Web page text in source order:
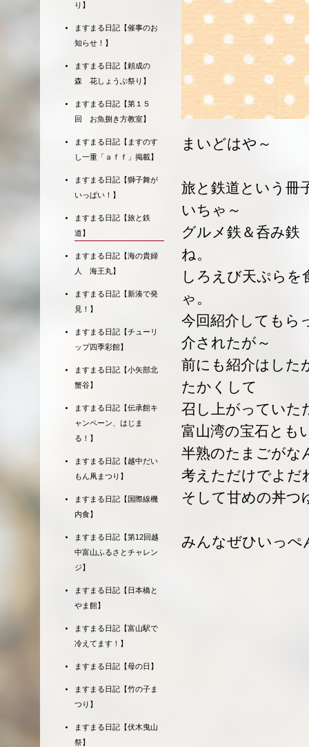
まいどはや～
旅と鉄道という冊
いちゃ～
グルメ鉄＆呑み
ね。
しろえび天ぷら
ゃ。
今回紹介してもら
介されたが～
前にも紹介はした
たかくして
召し上がっていた
富山湾の宝石とも
半熟のたまごがな
考えただけでよだ
そして甘めの丼つ
みんなぜひいっぺ
り】
ますまる日記【催事のお
知らせ！】
ますまる日記【頼成の
森 花しょうぶ祭り】
ますまる日記【第１５
回 お魚捌き方教室】
ますまる日記【ますのす
し一重「ａｆｆ」掲載】
ますまる日記【獅子舞が
いっぱい！】
ますまる日記【旅と鉄
道】
ますまる日記【海の貴婦
人 海王丸】
ますまる日記【新湊で発
見！】
ますまる日記【チューリ
ップ四季彩館】
ますまる日記【小矢部北
蟹谷】
ますまる日記【伝承館キ
ャンペーン、はじま
る！】
ますまる日記【越中だい
もん凧まつり】
ますまる日記【国際線機
内食】
ますまる日記【第12回越
中富山ふるさとチャレン
ジ】
ますまる日記【日本橋と
やま館】
ますまる日記【富山駅で
冷えてます！】
ますまる日記【母の日】
ますまる日記【竹の子ま
つり】
ますまる日記【伏木曳山
祭】